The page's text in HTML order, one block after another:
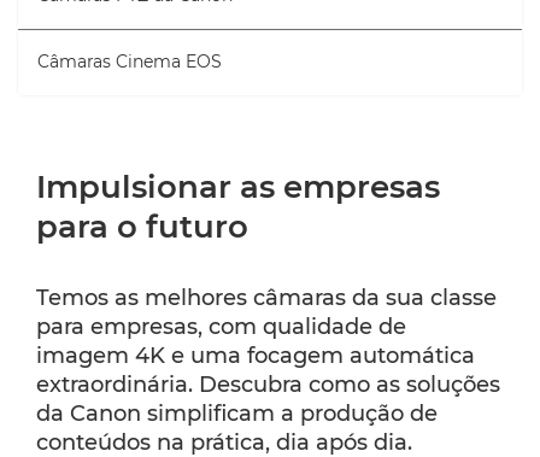
Câmaras Cinema EOS
Impulsionar as empresas
para o futuro
Temos as melhores câmaras da sua classe
para empresas, com qualidade de
imagem 4K e uma focagem automática
extraordinária. Descubra como as soluções
da Canon simplificam a produção de
conteúdos na prática, dia após dia.